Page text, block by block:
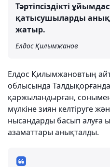
Тәртіпсіздікті
қатысушыларды
жатыр.
Елдос Қилымжанов
Елдос Қилымжановтың
облысында
қаржыландырған,
мүлкіне зиян келтіруге
нысандарды басып алуға
азаматтары анықталды.